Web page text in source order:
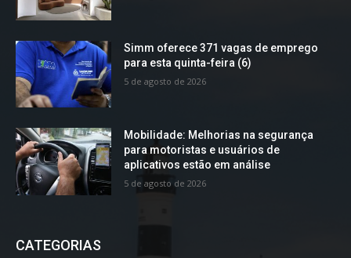
Simm oferece 371 vagas de emprego
para esta quinta-feira (6)
5 de agosto de 2026
Mobilidade: Melhorias na segurança
para motoristas e usuários de
aplicativos estão em análise
5 de agosto de 2026
CATEGORIAS